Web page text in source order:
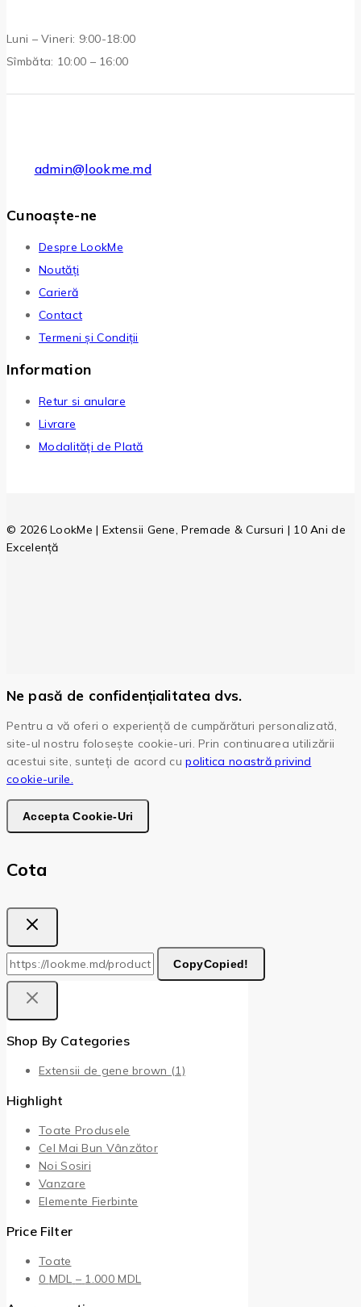
Luni – Vineri: 9:00-18:00
Sîmbăta: 10:00 – 16:00
admin@lookme.md
Cunoaște-ne
Despre LookMe
Noutăți
Carieră
Contact
Termeni și Condiții
Information
Retur si anulare
Livrare
Modalități de Plată
© 2026 LookMe | Extensii Gene, Premade & Cursuri | 10 Ani de
Excelență
Ne pasă de confidențialitatea dvs.
Pentru a vă oferi o experiență de cumpărături personalizată,
site-ul nostru folosește cookie-uri. Prin continuarea utilizării
acestui site, sunteți de acord cupolitica noastră privind
cookie-urile.
Accepta Cookie-Uri
Cota
CopyCopied!
Shop By Categories
Extensii de gene brown (1)
Highlight
Toate Produsele
Cel Mai Bun Vânzător
Noi Sosiri
Vanzare
Elemente Fierbinte
Price Filter
Toate
0 MDL – 1.000MDL